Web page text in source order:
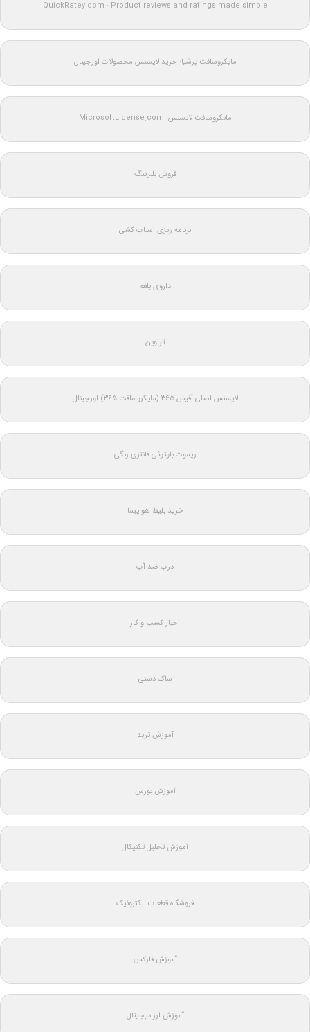
QuickRatey.com : Product reviews and ratings made simple
مایکروسافت پرشیا: خرید لایسنس محصولات اورجینال
مایکروسافت لایسنس: MicrosoftLicense.com
فروش بلبرینگ
برنامه ریزی اسباب کشی
داروی بلغم
تراوین
لایسنس اصلی آفیس ۳۶۵ (مایکروسافت ۳۶۵) اورجینال
ریموت بلوتوثی فانتزی رنگی
خرید بلیط هواپیما
درب ضد آب
اخبار کسب و کار
ساک دستی
آموزش ترید
آموزش بورس
آموزش تحلیل تکنیکال
فروشگاه قطعات الکترونیک
آموزش فارکس
آموزش ارز دیجیتال